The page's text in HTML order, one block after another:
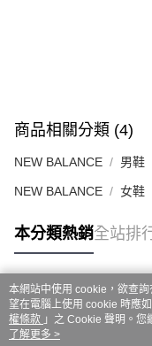
※ 交易是否成功請以「
權轉讓予恩沛科技股份有限
https://aftee.tw/terms/
「AFTEE先享後付」，若
４．使用「AFTEE先享後
時審查核予不同之上限額度
請求用戶進行身份認證。
５．嚴禁一人註冊多個帳
恩沛科技股份有限公司將
商品相關分類 (4)
NEW BALANCE 男鞋
NEW BALANCE 女鞋
本分類熱銷全站排
熱門標籤
本網站中使用 cookie，欲查
望在電腦上使用 cookie 時應
權條款 」之 Cookie 聲明。您
用條款之 Cookie 聲明使用
了解更多 >